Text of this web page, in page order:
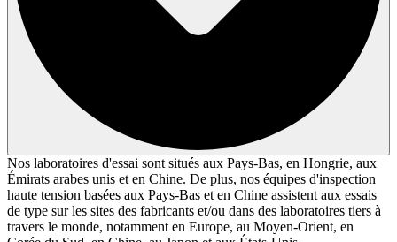
Nos laboratoires d'essai sont situés aux Pays-Bas, en Hongrie, aux
Émirats arabes unis et en Chine. De plus, nos équipes d'inspection
haute tension basées aux Pays-Bas et en Chine assistent aux essais
de type sur les sites des fabricants et/ou dans des laboratoires tiers à
travers le monde, notamment en Europe, au Moyen-Orient, en